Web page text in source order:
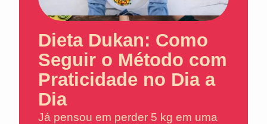
Dieta Dukan: Como
Seguir o Método com
Praticidade no Dia a
Dia
Já pensou em perder 5 kg em uma